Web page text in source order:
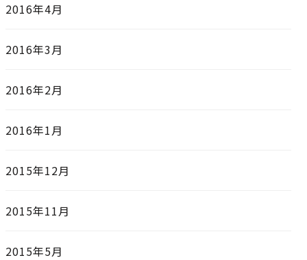
2016年4月
2016年3月
2016年2月
2016年1月
2015年12月
2015年11月
2015年5月